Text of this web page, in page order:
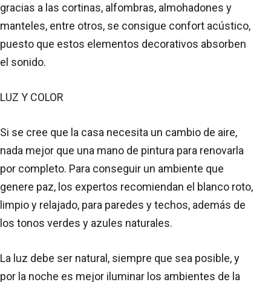
gracias a las cortinas, alfombras, almohadones y
manteles, entre otros, se consigue confort acústico,
puesto que estos elementos decorativos absorben
el sonido.
LUZ Y COLOR
Si se cree que la casa necesita un cambio de aire,
nada mejor que una mano de pintura para renovarla
por completo. Para conseguir un ambiente que
genere paz, los expertos recomiendan el blanco roto,
limpio y relajado, para paredes y techos, además de
los tonos verdes y azules naturales.
La luz debe ser natural, siempre que sea posible, y
por la noche es mejor iluminar los ambientes de la